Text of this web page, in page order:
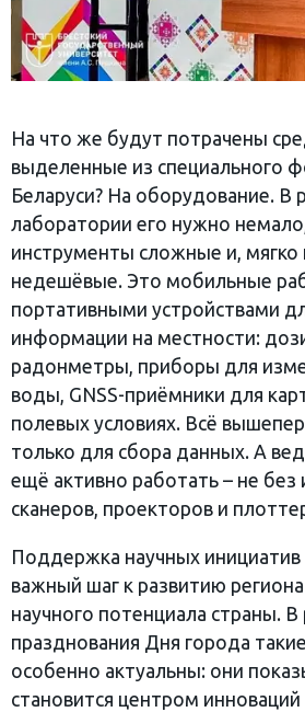
На что же будут потрачены
выделенные из специального
Беларуси? На оборудование. В
лаборатории его нужно
инструменты сложные и, мягко
недешёвые. Это мобильные
портативными устройствами
информации на местности:
радонметры, приборы для
воды, GNSS-приёмники для
полевых условиях. Всё
только для сбора данных. А
ещё активно работать – не без
сканеров, проекторов и
Поддержка научных инициатив
важный шаг к развитию
научного потенциала страны. В
празднования Дня города
особенно актуальны: они
становится центром